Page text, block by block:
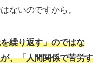
ないのですから。
繰り返す」のではな
、「人間関係で苦労す